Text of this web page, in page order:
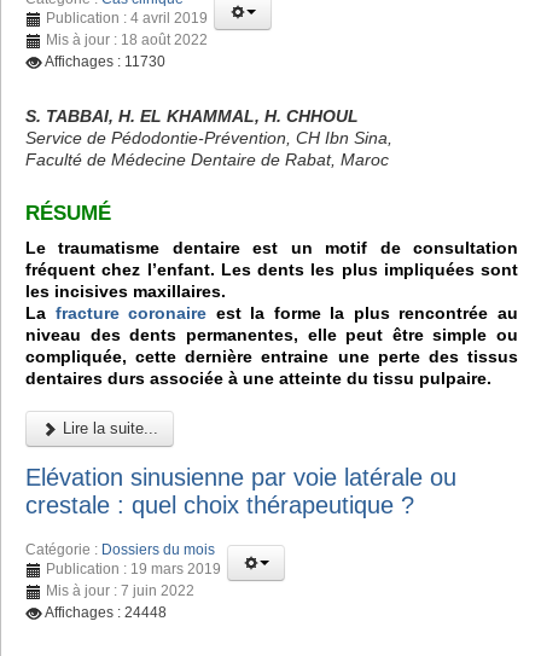
Publication : 4 avril 2019
Mis à jour : 18 août 2022
Affichages : 11730
S. TABBAI, H. EL KHAMMAL, H. CHHOUL
Service de Pédodontie-Prévention, CH Ibn Sina,
Faculté de Médecine Dentaire de Rabat, Maroc
RÉSUMÉ
Le traumatisme dentaire est un motif de consultation
fréquent chez l’enfant. Les dents les plus impliquées sont
les incisives maxillaires.
La fracture coronaire est la forme la plus rencontrée au
niveau des dents permanentes, elle peut être simple ou
compliquée, cette dernière entraine une perte des tissus
dentaires durs associée à une atteinte du tissu pulpaire.
Lire la suite...
Elévation sinusienne par voie latérale ou
crestale : quel choix thérapeutique ?
Catégorie : Dossiers du mois
Publication : 19 mars 2019
Mis à jour : 7 juin 2022
Affichages : 24448